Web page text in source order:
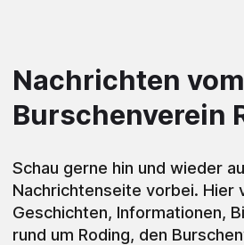
Nachrichten vom
Burschenverein
Schau gerne hin und wieder
Nachrichtenseite vorbei. Hier
Geschichten, Informationen,
rund um Roding, den